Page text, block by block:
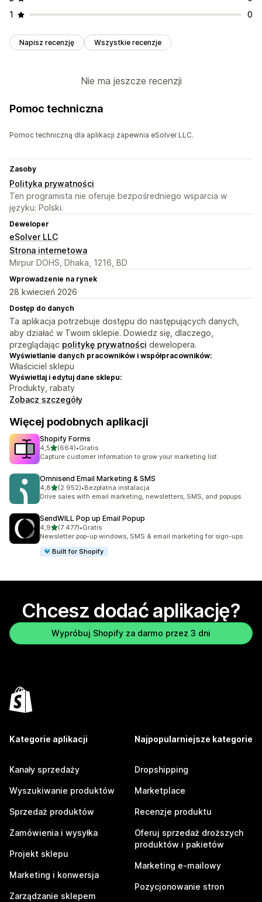
1
0
Napisz recenzję Wszystkie recenzje
Nie ma jeszcze recenzji
Pomoc techniczna
Pomoc techniczną dla aplikacji zapewnia eSolver LLC.
Zasoby
Polityka prywatności
Ten programista nie oferuje bezpośredniego wsparcia w
języku: Polski.
Deweloper
eSolver LLC
Strona internetowa
Mirpur DOHS, Dhaka, 1216, BD
Wprowadzenie na rynek
28 kwiecień 2026
Dostęp do danych
Ta aplikacja potrzebuje dostępu do następujących danych,
aby działać w Twoim sklepie. Dowiedz się, dlaczego,
przeglądając politykę prywatności dewelopera.
Wyświetlanie danych pracowników i współpracowników:
Właściciel sklepu
Wyświetlaj i edytuj dane sklepu:
Produkty, rabaty
Zobacz szczegóły
Więcej podobnych aplikacji
Shopify Forms
4,5na 5 gwiazdek
(664)
Łączna liczba recenzji: 664
•Gratis
Capture customer information to grow your marketing list
Omnisend Email Marketing & SMS
4,8na 5 gwiazdek
(2 952)
Łączna liczba recenzji: 2952
•Bezpłatna instalacja
Drive sales with email marketing, newsletters, SMS, and popups
SendWILL Pop up Email Popup
4,9na 5 gwiazdek
(7 477)
Łączna liczba recenzji: 7477
•Gratis
Newsletter pop-up windows, SMS & email marketing for sign-ups
Built for Shopify
Chcesz dodać aplikację?
Wypróbuj Shopify za darmo przez 3 dni
Kategorie aplikacji
Kanały sprzedaży
Wyszukiwanie produktów
Sprzedaż produktów
Zamówienia i wysyłka
Projekt sklepu
Marketing i konwersja
Zarządzanie sklepem
Najpopularniejsze kategorie
Dropshipping
Marketplace
Recenzje produktu
Oferuj sprzedaż droższych
produktów i pakietów
Marketing e-mailowy
Pozycjonowanie stron